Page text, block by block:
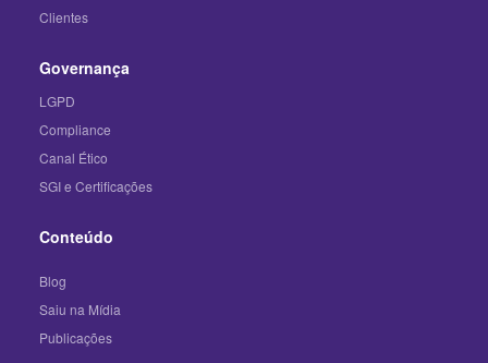
Clientes
Governança
LGPD
Compliance
Canal Ético
SGI e Certificações
Conteúdo
Blog
Saiu na Mídia
Publicações